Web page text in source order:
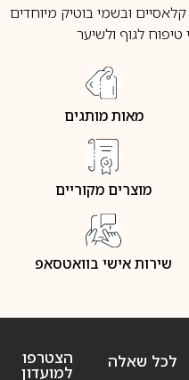
ובשמי בוטיק מיוחדים
לגוף ולשיער
מאות מותגים
מוצרים מקוריים
שירות אישי בוואטסאפ
לכל שאלה הצטרפו
למועדון